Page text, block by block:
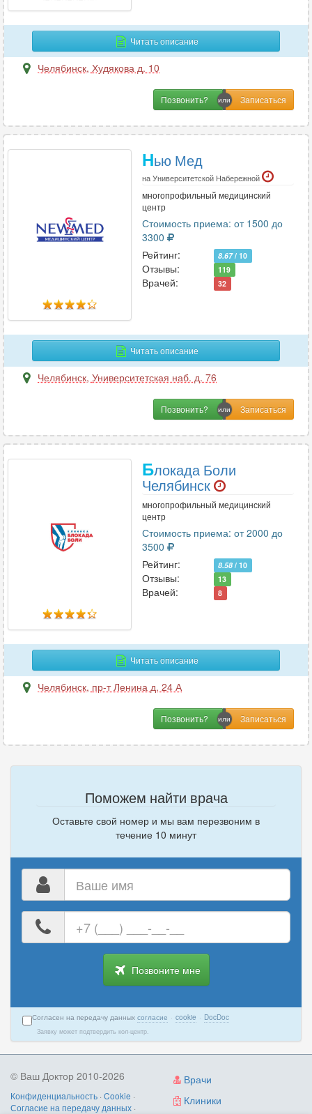
Читать описание
Челябинск, Худякова д. 10
Позвонить?
Нью Мед
на Университетской Набережной
многопрофильный медицинский
центр
Стоимость приема: от 1500 до
3300
Рейтинг:
8.67/ 10
Отзывы: 119
Врачей: 32
Читать описание
Челябинск, Университетская наб. д. 76
Позвонить?
Блокада Боли
Челябинск
многопрофильный медицинский
центр
Стоимость приема: от 2000 до
3500
Рейтинг:
8.58 / 10
Отзывы: 13
Врачей: 8
Читать описание
Челябинск, пр-т Ленина д. 24 А
Позвонить?
Поможем найти врача
Оставьте свой номер и мы вам перезвоним в
течение 10 минут
номер
телефона
Позвоните мне
Согласен на передачу данных согласие · cookie · DocDoc
Заявку может подтвердить кол-центр.
Врачи
Клиники
© Ваш Доктор 2010-2026
Конфиденциальность · Cookie ·
Согласие на передачу данных ·